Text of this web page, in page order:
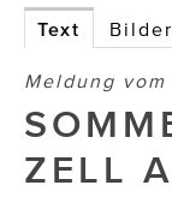
ATELIER FĒ.
BERTRAMS
Brigitta
Text Bilder
Meldung
ZELL